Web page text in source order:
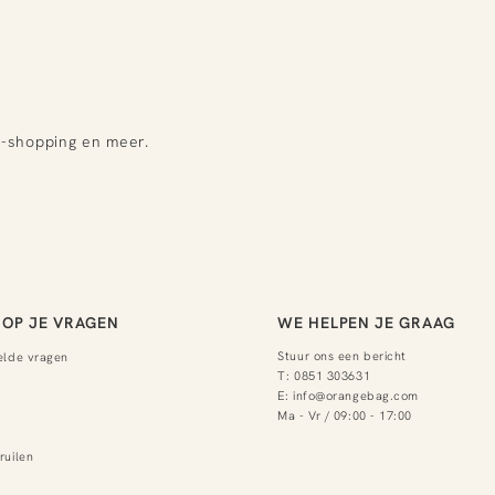
en meer.
JE VRAGEN
vragen
WE HELPEN JE GRAAG
Stuur ons een bericht
T:0851 303631
E:info@orangebag.com
Ma - Vr / 09:00 - 17:00